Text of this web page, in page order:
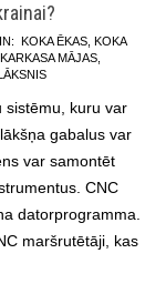
IN: KOKA ĒKAS
KOKA
MĀJAS
sistēmu, kuru var
gabalus var
var samontēt
CNC
datorprogramma.
maršrutētāji, kas